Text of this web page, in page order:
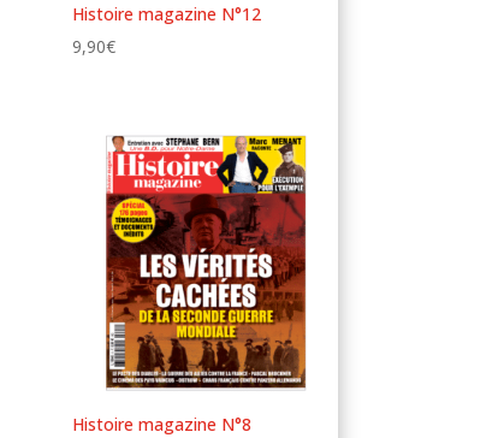
Histoire magazine N°12
9,90€
Histoire magazine N°8